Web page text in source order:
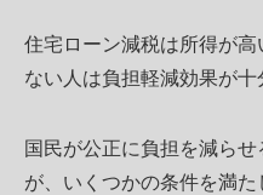
住宅ローン減税は所得が
ない人は負担軽減効果が十
国民が公正に負担を減ら
が、いくつかの条件を満た